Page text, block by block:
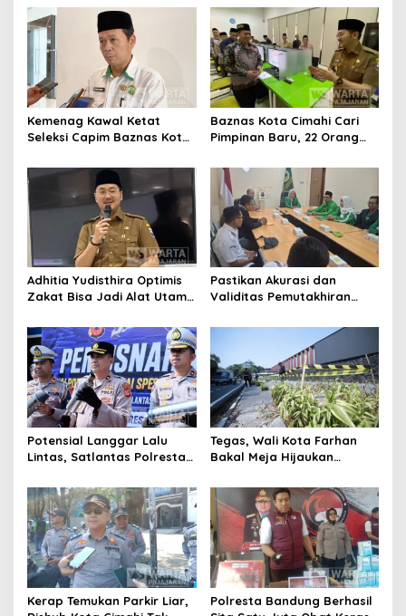
Publik
Kemenag Kawal Ketat
Seleksi Capim Baznas Kota
Komisioner Baznas
Berintegritas
Baznas Kota Cimahi Cari
Pimpinan Baru, 22 Orang
Adhitia Yudisthira Optimis
Zakat Bisa Jadi Alat Utama
Kota Cimahi
Pastikan Akurasi dan
Validitas Pemutakhiran
Cimahi Lakukan
Potensial Langgar Lalu
Lintas, Satlantas Polresta
Motor Berknalpot Brong
Tegas, Wali Kota Farhan
Bakal Meja Hijaukan
Riau
Kerap Temukan Parkir Liar,
Polresta Bandung Berhasil